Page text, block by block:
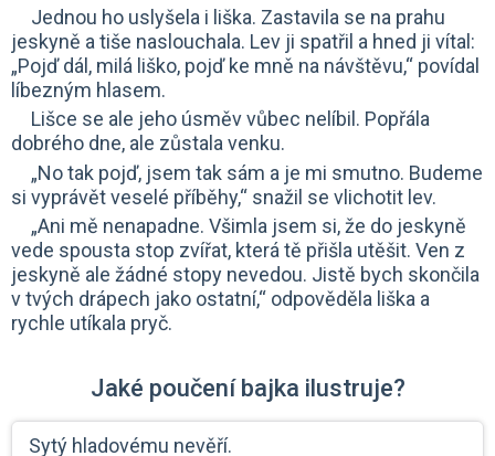
Jednou ho uslyšela i liška. Zastavila se na prahu
jeskyně a tiše naslouchala. Lev ji spatřil a hned ji vítal:
„Pojď dál, milá liško, pojď ke mně na návštěvu,“ povídal
líbezným hlasem.
Lišce se ale jeho úsměv vůbec nelíbil. Popřála
dobrého dne, ale zůstala venku.
„No tak pojď, jsem tak sám a je mi smutno. Budeme
si vyprávět veselé příběhy,“ snažil se vlichotit lev.
„Ani mě nenapadne. Všimla jsem si, že do jeskyně
vede spousta stop zvířat, která tě přišla utěšit. Ven z
jeskyně ale žádné stopy nevedou. Jistě bych skončila
v tvých drápech jako ostatní,“ odpověděla liška a
rychle utíkala pryč.
Jaké poučení bajka ilustruje?
Sytý hladovému nevěří.